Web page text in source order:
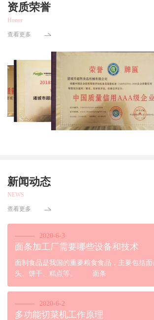
资质荣誉
Honor
查看更多
新闻动态
NEWS
查看更多
2020-6-3
面条加工厂需要哪些设备和技术
面制食品是我国的重要粮食食品，主要包括
头、饼干、糕点等。 面条
2020-6-2
多功能切菜机工作原理